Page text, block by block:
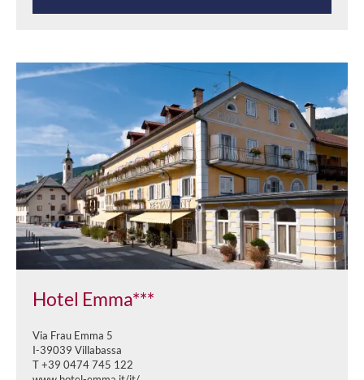
Hotel Emma***
Via Frau Emma 5
I-39039 Villabassa
T +39 0474 745 122